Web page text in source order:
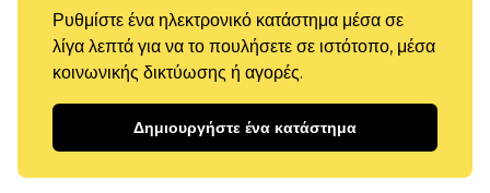
Ρυθμίστε ένα ηλεκτρονικό κατάστημα μέσα σε
λίγα λεπτά για να το πουλήσετε σε ιστότοπο, μέσα
κοινωνικής δικτύωσης ή αγορές.
Δημιουργήστε ένα κατάστημα